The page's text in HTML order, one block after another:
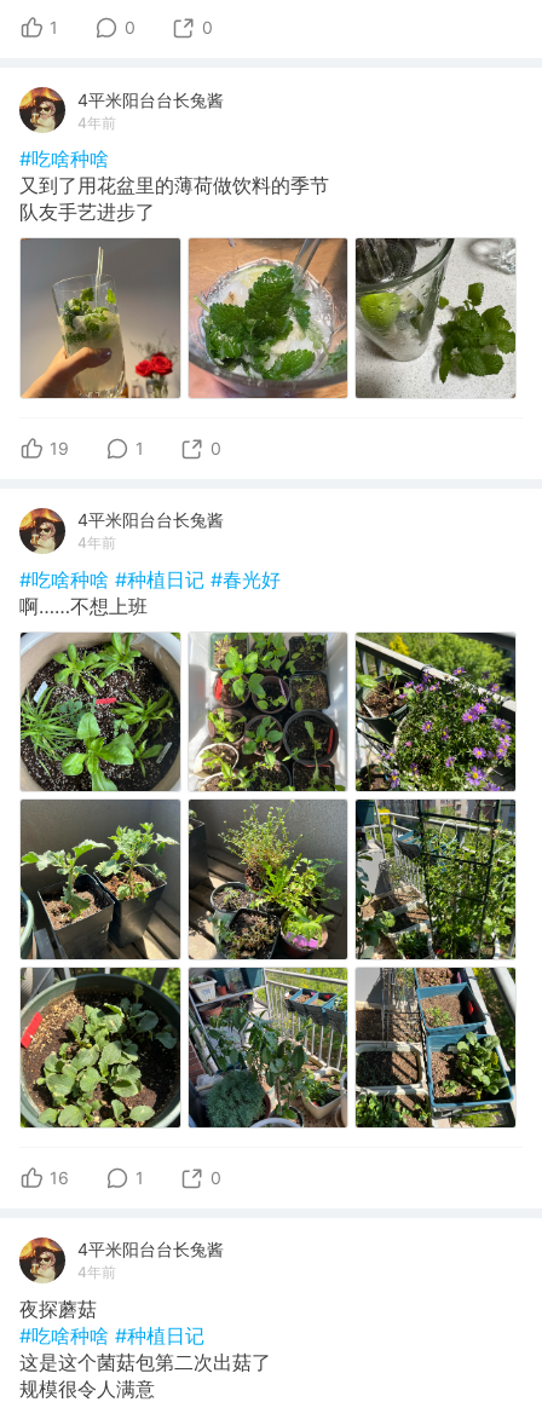
1 0 0
4平米阳台台长兔酱
4年前
#吃啥种啥
又到了用花盆里的薄荷做饮料的季节
队友手艺进步了
19 1 0
4平米阳台台长兔酱
4年前
#吃啥种啥 #种植日记 #春光好
啊……不想上班
16 1 0
4平米阳台台长兔酱
4年前
夜探蘑菇
#吃啥种啥 #种植日记
这是这个菌菇包第二次出菇了
规模很令人满意